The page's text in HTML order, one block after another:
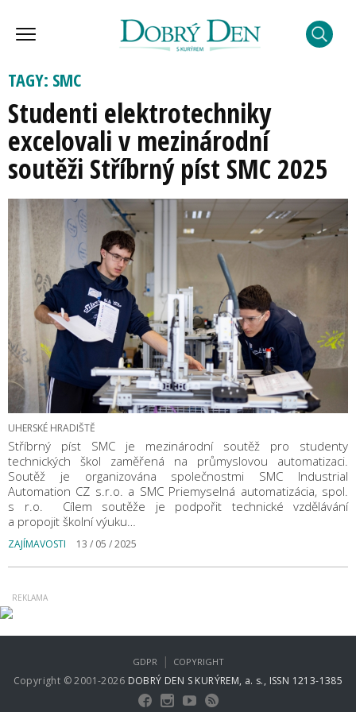
TAGY: SMC
Studenti elektrotechniky
excelovali v mezinárodní
soutěži Stříbrný píst SMC 2025
UHERSKÉ HRADIŠTĚ
Stříbrný píst SMC je mezinárodní soutěž pro studenty
technických škol zaměřená na průmyslovou automatizaci.
Soutěž je organizována společnostmi SMC Industrial
Automation CZ s.r.o. a SMC Priemyselná automatizácia, spol.
s r.o. ​ Cílem soutěže je podpořit technické vzdělávání
a propojit školní výuku…
ZAJÍMAVOSTI 13 / 05 / 2025
Copyright © 2001-2026 DOBRÝ DEN S KURÝREM, a. s., ISSN 1213-1385
GDPR | COPYRIGHT